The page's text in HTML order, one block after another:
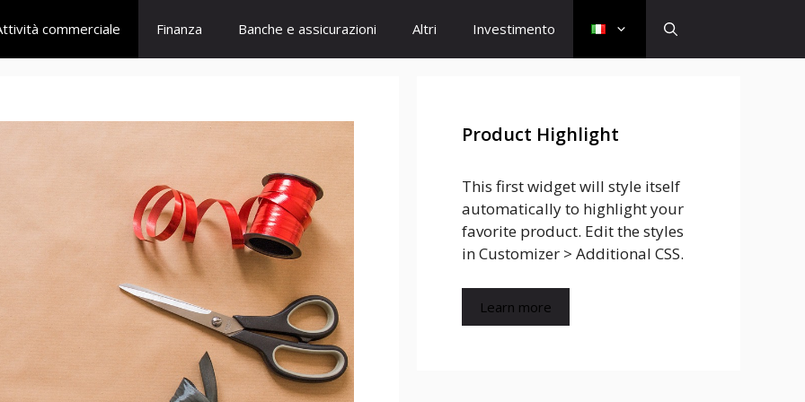
commerciale Finanza Banche e assicurazioni Altri Investimento
Product Highlight
This first widget will style itself
automatically to highlight your
favorite product. Edit the styles
in Customizer > Additional CSS.
Learn more